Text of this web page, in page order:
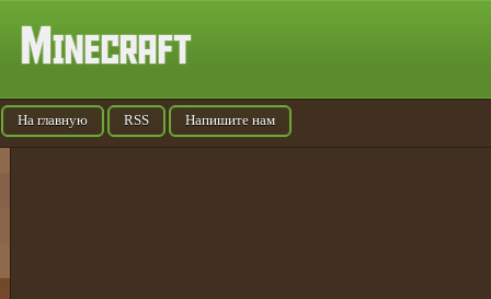
На главную RSS Напишите нам